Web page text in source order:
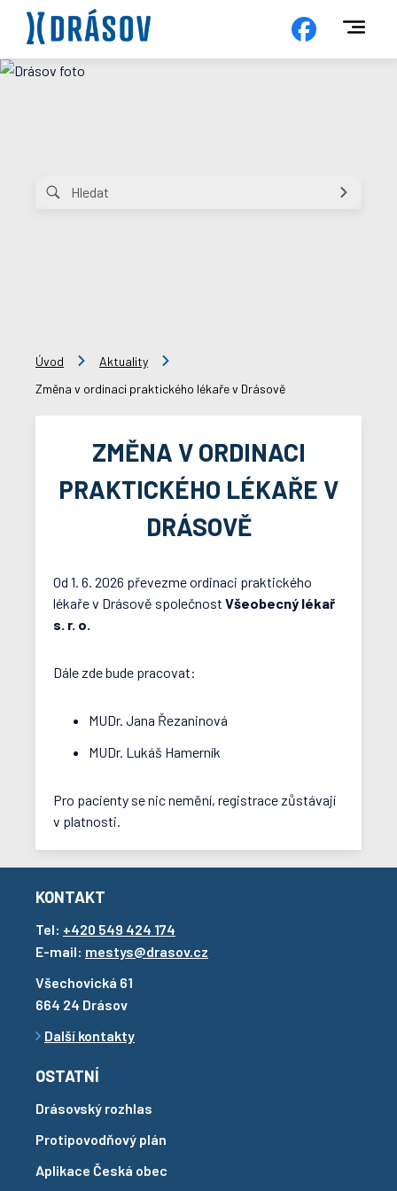
Úvod
Aktuality
Změna v ordinaci praktického lékaře v Drásově
ZMĚNA V ORDINACI
PRAKTICKÉHO LÉKAŘE V
DRÁSOVĚ
Od 1. 6. 2026 převezme ordinaci praktického
lékaře v Drásově společnost Všeobecný lékař
s. r. o.
Dále zde bude pracovat:
MUDr. Jana Řezaninová
MUDr. Lukáš Hamerník
Pro pacienty se nic nemění, registrace zůstávají
v platnosti.
KONTAKT
Tel: +420 549 424 174
E-mail: mestys@drasov.cz
Všechovická 61
664 24 Drásov
Další kontakty
OSTATNÍ
Drásovský rozhlas
Protipovodňový plán
Aplikace Česká obec